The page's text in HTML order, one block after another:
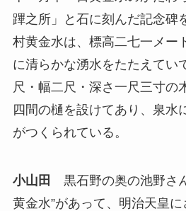
蹕之所」と石に刻んだ記念碑
村黄金水は、標高二七一メー
に清らかな湧水をたたえてい
尺・幅二尺・深さ一尺三寸の
四間の樋を設けてあり、泉水
がつくられている。
小山田
黒石野の奥の池野さ
黄金水”があって、明治天皇